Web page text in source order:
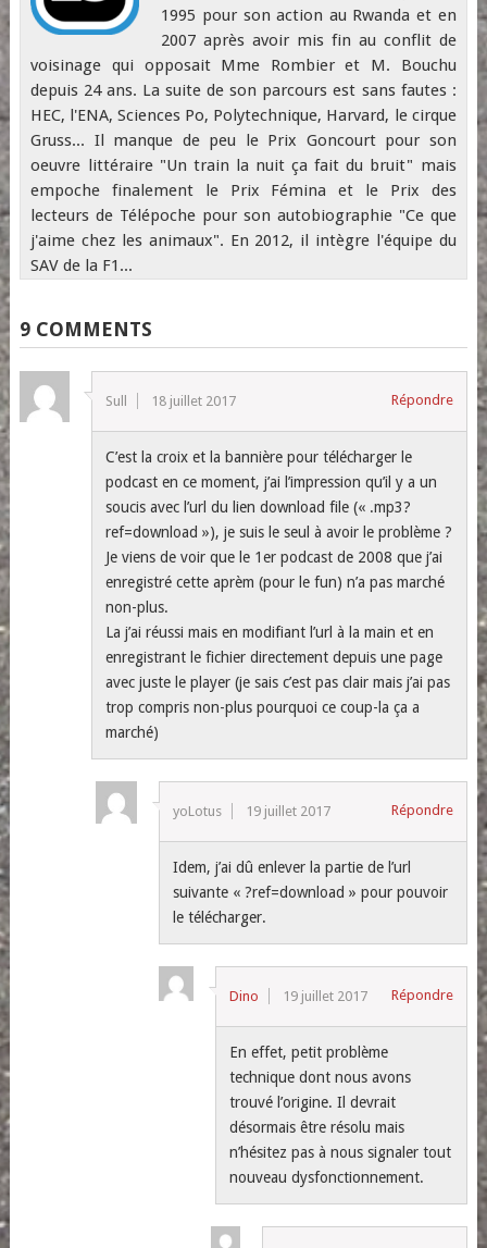
1995 pour son action au Rwanda et en
2007 après avoir mis fin au conflit de
voisinage qui opposait Mme Rombier et M. Bouchu
depuis 24 ans. La suite de son parcours est sans fautes :
HEC, l'ENA, Sciences Po, Polytechnique, Harvard, le cirque
Gruss... Il manque de peu le Prix Goncourt pour son
oeuvre littéraire "Un train la nuit ça fait du bruit" mais
empoche finalement le Prix Fémina et le Prix des
lecteurs de Télépoche pour son autobiographie "Ce que
j'aime chez les animaux". En 2012, il intègre l'équipe du
SAV de la F1...
9 COMMENTS
Sull 18 juillet 2017 Répondre
C’est la croix et la bannière pour télécharger le
podcast en ce moment, j’ai l’impression qu’il y a un
soucis avec l’url du lien download file (« .mp3?
ref=download »), je suis le seul à avoir le problème ?
Je viens de voir que le 1er podcast de 2008 que j’ai
enregistré cette aprèm (pour le fun) n’a pas marché
non-plus.
La j’ai réussi mais en modifiant l’url à la main et en
enregistrant le fichier directement depuis une page
avec juste le player (je sais c’est pas clair mais j’ai pas
trop compris non-plus pourquoi ce coup-la ça a
marché)
yoLotus 19 juillet 2017 Répondre
Idem, j’ai dû enlever la partie de l’url
suivante « ?ref=download » pour pouvoir
le télécharger.
Dino 19 juillet 2017 Répondre
En effet, petit problème
technique dont nous avons
trouvé l’origine. Il devrait
désormais être résolu mais
n’hésitez pas à nous signaler tout
nouveau dysfonctionnement.